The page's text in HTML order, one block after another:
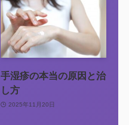
手湿疹の本当の原因と治
し方
2025年11月20日